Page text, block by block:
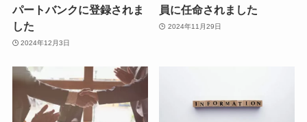
パートバンクに登録されま
した
2024年12月3日
員に任命されました
2024年11月29日